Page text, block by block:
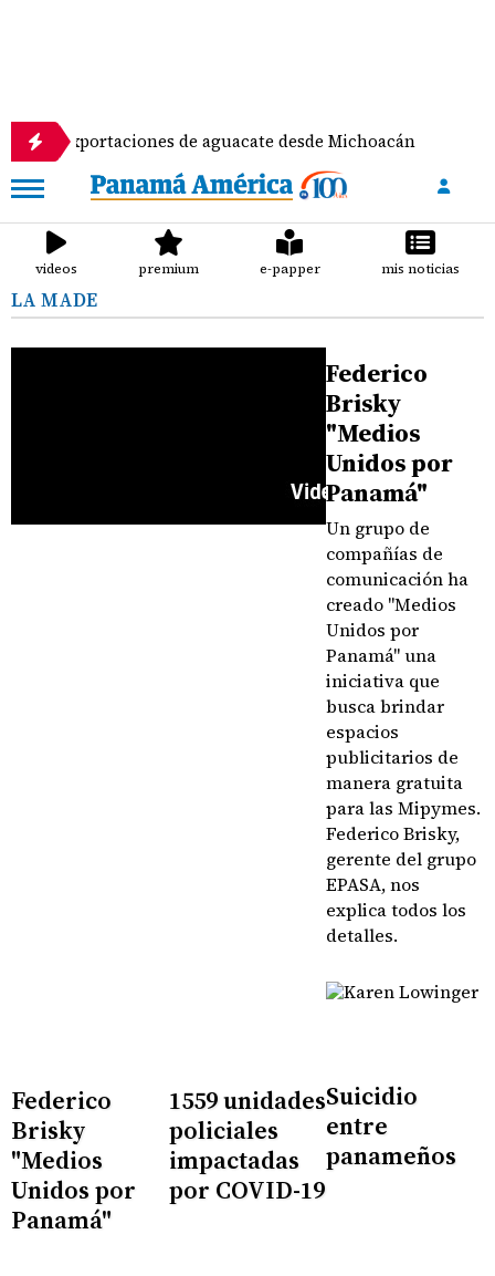
las exportaciones de aguacate desde Michoacán
videos premium e-papper mis noticias
LA MADE
Federico
Brisky
"Medios
Unidos por
Panamá"
Un grupo de
compañías de
comunicación ha
creado "Medios
Unidos por
Panamá" una
iniciativa que
busca brindar
espacios
publicitarios de
manera gratuita
para las Mipymes.
Federico Brisky,
gerente del grupo
EPASA, nos
explica todos los
detalles.
Federico
Brisky
"Medios
Unidos por
Panamá"
1559 unidades
policiales
impactadas
por COVID-19
Suicidio
entre
panameños